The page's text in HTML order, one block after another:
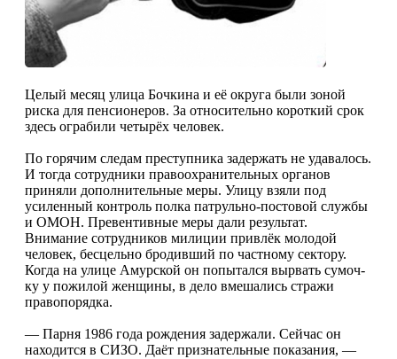
Целый месяц улица Бочкина и её округа были зоной
риска для пенсионеров. За относительно короткий срок
здесь ограбили четырёх человек.
По горячим следам преступника задержать не удавалось.
И тогда сотрудники правоохра­нительных органов
приняли дополнительные меры. Улицу взяли под
усиленный контроль пол­ка патрульно-постовой службы
и ОМОН. Превен­тивные меры дали результат.
Внимание сотруд­ников милиции привлёк молодой
человек, бес­цельно бродивший по частному сектору.
Когда на улице Амурской он попытался вырвать сумоч­
ку у пожилой женщины, в дело вмешались стра­жи
правопорядка.
— Парня 1986 года рождения задержали. Сей­час он
находится в СИЗО. Даёт признательные показания, —